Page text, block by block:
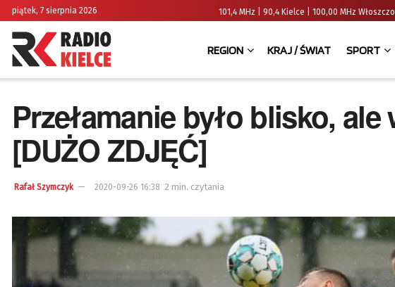
piątek, 7 sierpnia 2026 101,4 MHz | 90,4 Kielce | 100,00 MHz
REGION KRAJ / ŚWIAT SPORT
Przełamanie było blisko,
[DUŻO ZDJĘĆ]
Rafał Szymczyk 2020-09-26 16:38 2 min. czytania